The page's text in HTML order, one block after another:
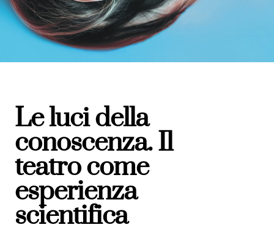
Le luci della
conoscenza. Il
teatro come
esperienza
scientifica